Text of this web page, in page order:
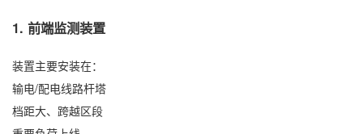
1. 前端监测装置
装置主要安装在：
输电/配电线路杆塔
档距大、跨越区段